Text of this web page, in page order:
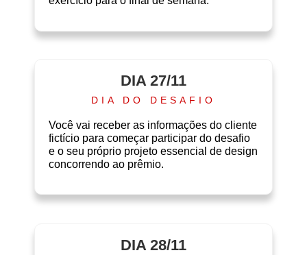
DIA 27/11
DIA DO DESAFIO​
Você vai receber as informações do cliente
fictício para começar participar do desafio
e o seu próprio projeto essencial de design
concorrendo ao prêmio.
DIA 28/11